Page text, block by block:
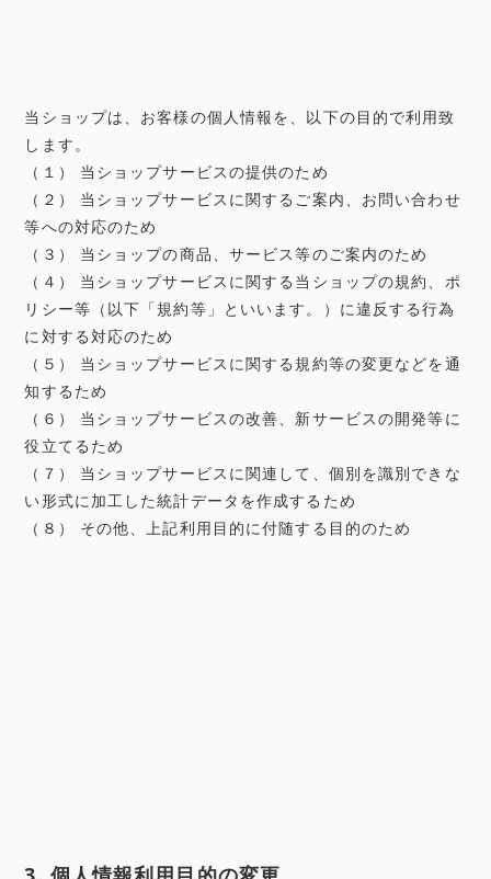
当ショップは、お客様の個人情報を、以下の目的で利用致
します。
（１） 当ショップサービスの提供のため
（２） 当ショップサービスに関するご案内、お問い合わせ
等への対応のため
（３） 当ショップの商品、サービス等のご案内のため
（４） 当ショップサービスに関する当ショップの規約、ポ
リシー等（以下「規約等」といいます。）に違反する行為
に対する対応のため
（５） 当ショップサービスに関する規約等の変更などを通
知するため
（６） 当ショップサービスの改善、新サービスの開発等に
役立てるため
（７） 当ショップサービスに関連して、個別を識別できな
い形式に加工した統計データを作成するため
（８） その他、上記利用目的に付随する目的のため